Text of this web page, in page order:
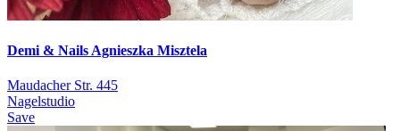
Demi & Nails Agnieszka Misztela
Maudacher Str. 445
Nagelstudio
Save